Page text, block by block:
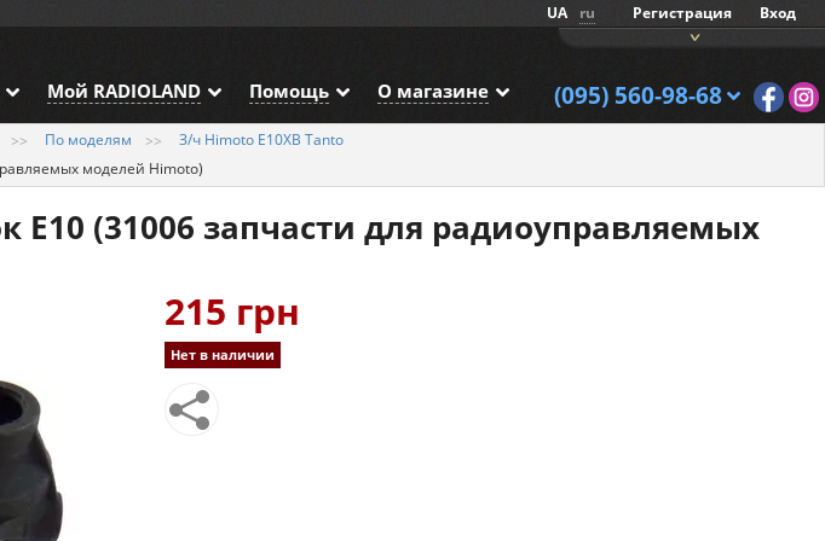
UA ru Регистрация Вход
Мой RADIOLAND Помощь О магазине (095) 560-98-68
По моделям
З/ч Himoto E10XB Tanto
моделей Himoto)
(31006 запчасти для радиоуправляемых
215 грн
Нет в наличии